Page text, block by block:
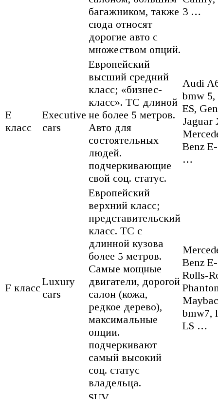
багажником, также
сюда относят
дорогие авто с
множеством опций.
3 …
E
класс
Executive
cars
Европейский
высший средний
класс; «бизнес-
класс». ТС длиной
не более 5 метров.
Авто для
состоятельных
людей.
подчеркивающие
свой соц. статус.
Audi
bmw 5,
ES,
Jaguar
Benz
…
F класс
Luxury
cars
Европейский
верхний класс;
представительский
класс. ТС с
длинной кузова
более 5 метров.
Самые мощные
двигатели, дорогой
салон (кожа,
редкое дерево),
максимальные
опции.
подчеркивают
самый высокий
соц. статус
владельца.
Benz
Rolls-
bmw7,
LS …